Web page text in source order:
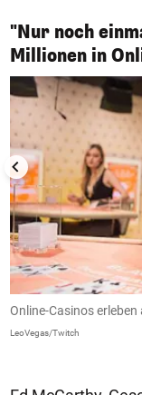
"Nur noch
Millionen in
1/5
Online-Casinos
LeoVegas/Twitch